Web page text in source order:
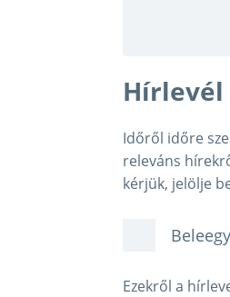
Hírlevél
Időről időre
releváns
kérjük, jelölje
Ezekről a